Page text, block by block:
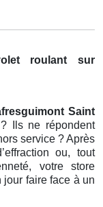
roulant
sur
Saint
Ils ne répondent
service ? Après
ou, tout
votre store
jour faire face à un